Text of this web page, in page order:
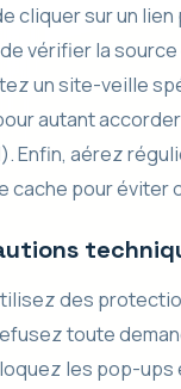
cliquer sur un
vérifier la source
un site-veille
autant
Enfin, aérez
cache pour éviter
des
toute
les pop-ups